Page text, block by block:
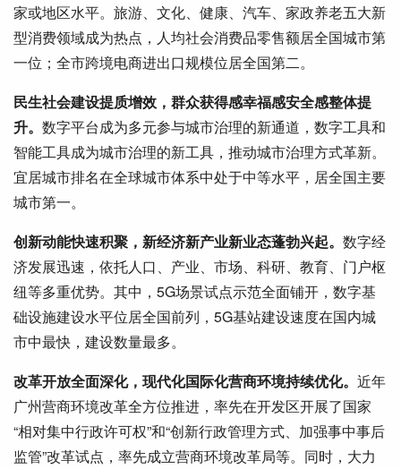
家或地区水平。旅游、文化、健康、汽车、家政养老五大新
型消费领域成为热点，人均社会消费品零售额居全国城市第
一位；全市跨境电商进出口规模位居全国第二。
民生社会建设提质增效，群众获得感幸福感安全感整体提
升。 数字平台成为多元参与城市治理的新通道，数字工具和
智能工具成为城市治理的新工具，推动城市治理方式革新。
宜居城市排名在全球城市体系中处于中等水平，居全国主要
城市第一。
创新动能快速积聚，新经济新产业新业态蓬勃兴起。 数字经
济发展迅速，依托人口、产业、市场、科研、教育、门户枢
纽等多重优势。其中，5G场景试点示范全面铺开，数字基
础设施建设水平位居全国前列，5G基站建设速度在国内城
市中最快，建设数量最多。
改革开放全面深化，现代化国际化营商环境持续优化。 近年
广州营商环境改革全方位推进，率先在开发区开展了国家
“相对集中行政许可权”和“创新行政管理方式、加强事中事后
监管”改革试点，率先成立营商环境改革局等。同时，大力